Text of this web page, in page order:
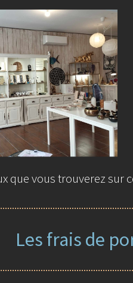
que vous trouverez sur
Les frais de